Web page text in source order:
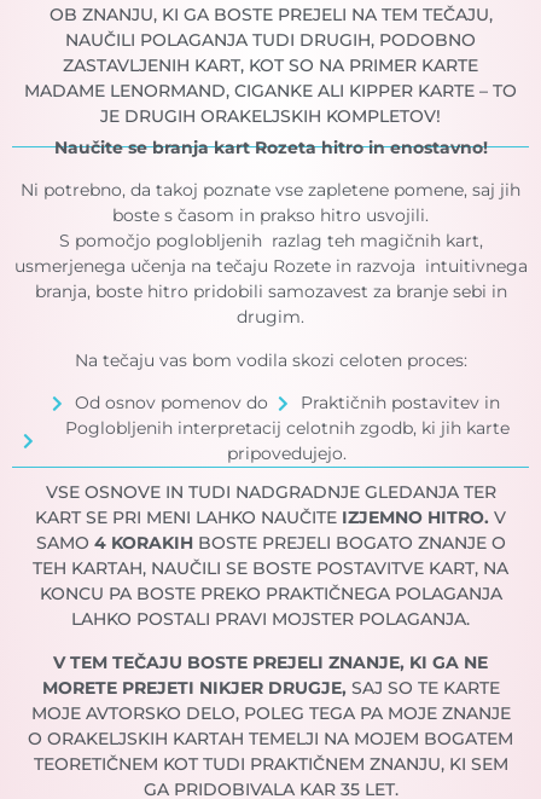
OB ZNANJU, KI GA BOSTE PREJELI NA TEM TEČAJU,
NAUČILI POLAGANJA TUDI DRUGIH, PODOBNO
ZASTAVLJENIH KART, KOT SO NA PRIMER KARTE
MADAME LENORMAND, CIGANKE ALI KIPPER KARTE – TO
JE DRUGIH ORAKELJSKIH KOMPLETOV!
Naučite se branja kart Rozeta hitro in enostavno!
Ni potrebno, da takoj poznate vse zapletene pomene, saj jih
boste s časom in prakso hitro usvojili.
S pomočjo poglobljenih razlag teh magičnih kart,
usmerjenega učenja na tečaju Rozete in razvoja intuitivnega
branja, boste hitro pridobili samozavest za branje sebi in
drugim.
Na tečaju vas bom vodila skozi celoten proces:
Od osnov pomenov do
Praktičnih postavitev in
Poglobljenih interpretacij celotnih zgodb, ki jih karte
pripovedujejo.
VSE OSNOVE IN TUDI NADGRADNJE GLEDANJA TER
KART SE PRI MENI LAHKO NAUČITE IZJEMNO HITRO. V
SAMO 4 KORAKIHBOSTE PREJELI BOGATO ZNANJE O
TEH KARTAH, NAUČILI SE BOSTE POSTAVITVE KART, NA
KONCU PA BOSTE PREKO PRAKTIČNEGA POLAGANJA
LAHKO POSTALI PRAVI MOJSTER POLAGANJA.
V TEM TEČAJU BOSTE PREJELI ZNANJE, KI GA NE
MORETE PREJETI NIKJER DRUGJE,SAJ SO TE KARTE
MOJE AVTORSKO DELO, POLEG TEGA PA MOJE ZNANJE
O ORAKELJSKIH KARTAH TEMELJI NA MOJEM BOGATEM
TEORETIČNEM KOT TUDI PRAKTIČNEM ZNANJU, KI SEM
GA PRIDOBIVALA KAR 35 LET.